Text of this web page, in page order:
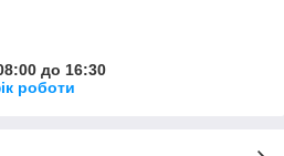
до 16:30
роботи